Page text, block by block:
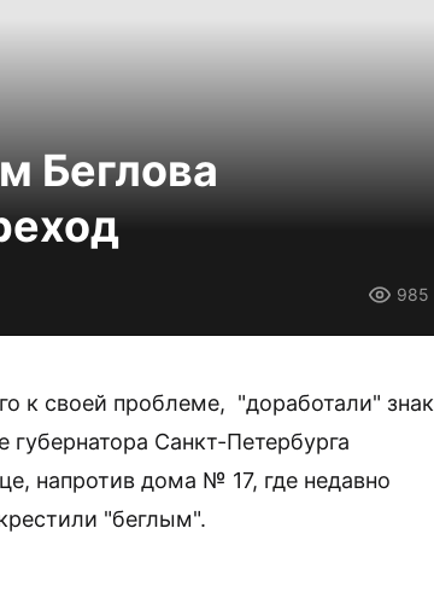
Беглова
985
к своей проблеме, "доработали" знак
Санкт-Петербурга
напротив дома № 17, где недавно
"беглым".